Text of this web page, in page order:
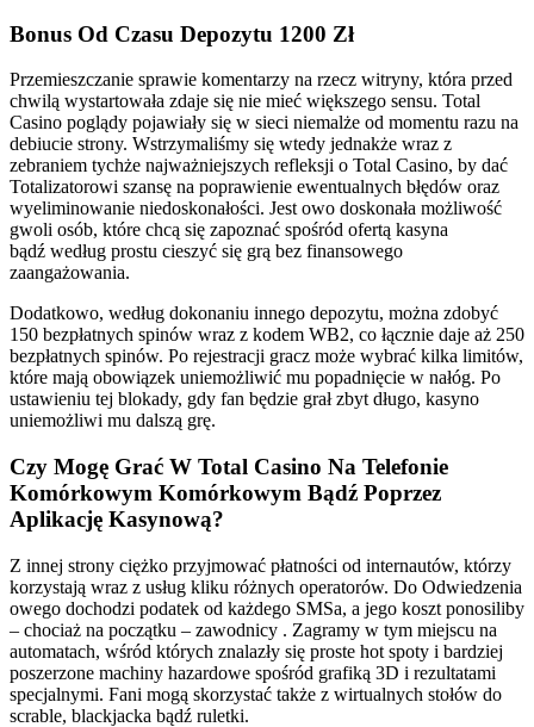
Bonus Od Czasu Depozytu 1200 Zł
Przemieszczanie sprawie komentarzy na rzecz witryny, która przed
chwilą wystartowała zdaje się nie mieć większego sensu. Total
Casino poglądy pojawiały się w sieci niemalże od momentu razu na
debiucie strony. Wstrzymaliśmy się wtedy jednakże wraz z
zebraniem tychże najważniejszych refleksji o Total Casino, by dać
Totalizatorowi szansę na poprawienie ewentualnych błędów oraz
wyeliminowanie niedoskonałości. Jest owo doskonała możliwość
gwoli osób, które chcą się zapoznać spośród ofertą kasyna
bądź według prostu cieszyć się grą bez finansowego
zaangażowania.
Dodatkowo, według dokonaniu innego depozytu, można zdobyć
150 bezpłatnych spinów wraz z kodem WB2, co łącznie daje aż 250
bezpłatnych spinów. Po rejestracji gracz może wybrać kilka limitów,
które mają obowiązek uniemożliwić mu popadnięcie w nałóg. Po
ustawieniu tej blokady, gdy fan będzie grał zbyt długo, kasyno
uniemożliwi mu dalszą grę.
Czy Mogę Grać W Total Casino Na Telefonie
Komórkowym Komórkowym Bądź Poprzez
Aplikację Kasynową?
Z innej strony ciężko przyjmować płatności od internautów, którzy
korzystają wraz z usług kliku różnych operatorów. Do Odwiedzenia
owego dochodzi podatek od każdego SMSa, a jego koszt ponosiliby
– chociaż na początku – zawodnicy . Zagramy w tym miejscu na
automatach, wśród których znalazły się proste hot spoty i bardziej
poszerzone machiny hazardowe spośród grafiką 3D i rezultatami
specjalnymi. Fani mogą skorzystać także z wirtualnych stołów do
scrable, blackjacka bądź ruletki.